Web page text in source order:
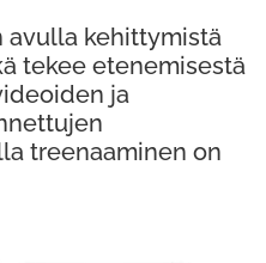
avulla kehittymistä
tekee etenemisestä
ja
treenaaminen on